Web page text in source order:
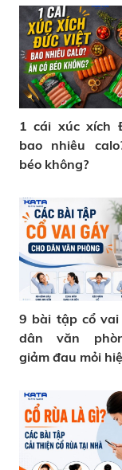
1 cái xúc xích
bao nhiêu
béo không?
9 bài tập cổ vai
dân văn
giảm đau mỏi